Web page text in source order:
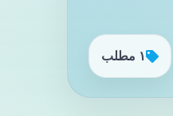
۱ مطلب